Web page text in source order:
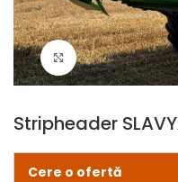
Click pentru
Stripheader
Cere o ofertă